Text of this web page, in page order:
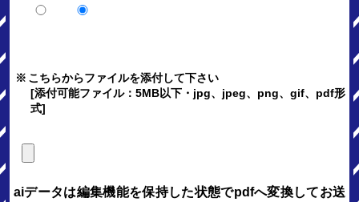
※ こちらからファイルを添付して下さい
[添付可能ファイル：5MB以下・jpg、jpeg、png、gif、pdf形
式]
aiデータは編集機能を保持した状態でpdfへ変換してお送